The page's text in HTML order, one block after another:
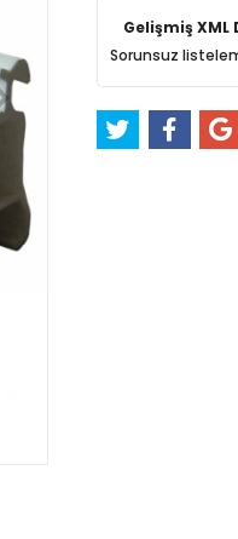
Gelişmiş XML
Sorunsuz